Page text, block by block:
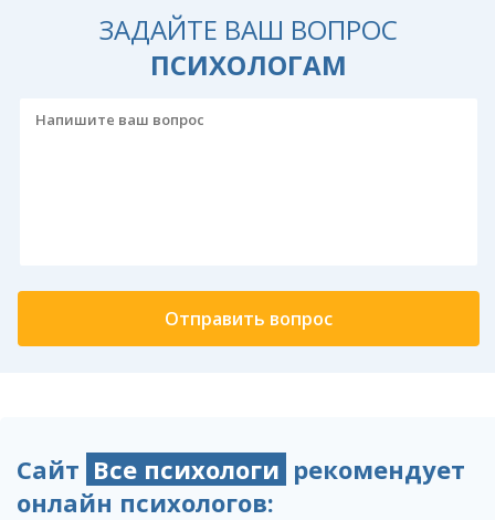
ЗАДАЙТЕ ВАШ ВОПРОС
ПСИХОЛОГАМ
Сайт Все психологи рекомендует
онлайн психологов: